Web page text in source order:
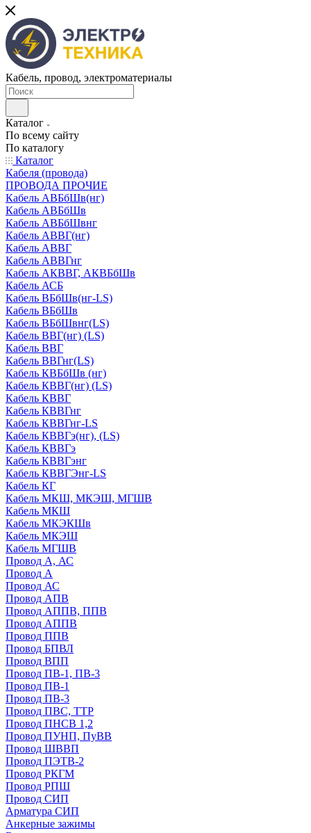
Кабель, провод, электроматериалы
Каталог
По всему сайту
По каталогу
Каталог
Кабеля (провода)
ПРОВОДА ПРОЧИЕ
Кабель АВБбШв(нг)
Кабель АВБбШв
Кабель АВБбШвнг
Кабель АВВГ(нг)
Кабель АВВГ
Кабель АВВГнг
Кабель АКВВГ, АКВБбШв
Кабель АСБ
Кабель ВБбШв(нг-LS)
Кабель ВБбШв
Кабель ВБбШвнг(LS)
Кабель ВВГ(нг) (LS)
Кабель ВВГ
Кабель ВВГнг(LS)
Кабель КВБбШв (нг)
Кабель КВВГ(нг) (LS)
Кабель КВВГ
Кабель КВВГнг
Кабель КВВГнг-LS
Кабель КВВГэ(нг), (LS)
Кабель КВВГэ
Кабель КВВГэнг
Кабель КВВГЭнг-LS
Кабель КГ
Кабель МКШ, МКЭШ, МГШВ
Кабель МКШ
Кабель МКЭКШв
Кабель МКЭШ
Кабель МГШВ
Провод А, АС
Провод А
Провод АС
Провод АПВ
Провод АППВ, ППВ
Провод АППВ
Провод ППВ
Провод БПВЛ
Провод ВПП
Провод ПВ-1, ПВ-3
Провод ПВ-1
Провод ПВ-3
Провод ПВС, ТТР
Провод ПНСВ 1,2
Провод ПУНП, ПуВВ
Провод ШВВП
Провод ПЭТВ-2
Провод РКГМ
Провод РПШ
Провод СИП
Арматура СИП
Анкерные зажимы